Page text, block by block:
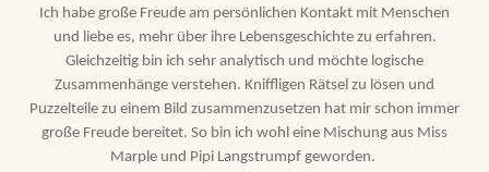
Ich habe große Freude am persönlichen Kontakt mit Menschen
und liebe es, mehr über ihre Lebensgeschichte zu erfahren.
Gleichzeitig bin ich sehr analytisch und möchte logische
Zusammenhänge verstehen. Kniffligen Rätsel zu lösen und
Puzzelteile zu einem Bild zusammenzusetzen hat mir schon immer
große Freude bereitet. So bin ich wohl eine Mischung aus Miss
Marple und Pipi Langstrumpf geworden.